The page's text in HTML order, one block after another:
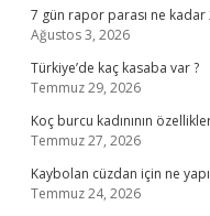
7 gün rapor parası ne kadar
Ağustos 3, 2026
Türkiye’de kaç kasaba var ?
Temmuz 29, 2026
Koç burcu kadınının
Temmuz 27, 2026
Kaybolan cüzdan için ne
Temmuz 24, 2026